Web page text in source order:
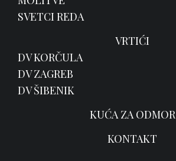
SVETCI REDA
VRTIĆI
DV KORČULA
DV ZAGREB
DV ŠIBENIK
KUĆA ZA ODMOR
KONTAKT